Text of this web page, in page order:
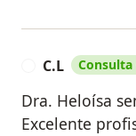
C.L
Dra. Heloísa
Excelente